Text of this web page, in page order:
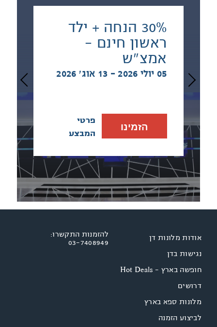
30% הנחה + ילד
ראשון חינם -
אמצ"ש
05 יולי 2026 - 13 אוג׳ 2026
הזמינו
פרטי
המבצע
אודות מלונות דן
נגישות בדן
חופשה בארץ - Hot Deals
דרושים
מלונות ספא בארץ
לביצוע הזמנה
להזמנות התקשרו:
03-7408949